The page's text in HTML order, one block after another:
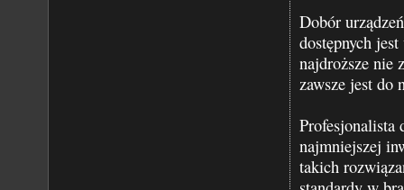
Dobór
dostępnych
najdroższe nie
zawsze jest do
Profesjonalista
najmniejszej
takich